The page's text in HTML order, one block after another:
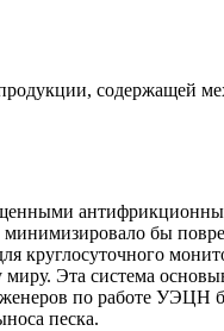
содержащей
минимизировало бы
круглосуточного
Эта система
по работе УЭЦН
песка.